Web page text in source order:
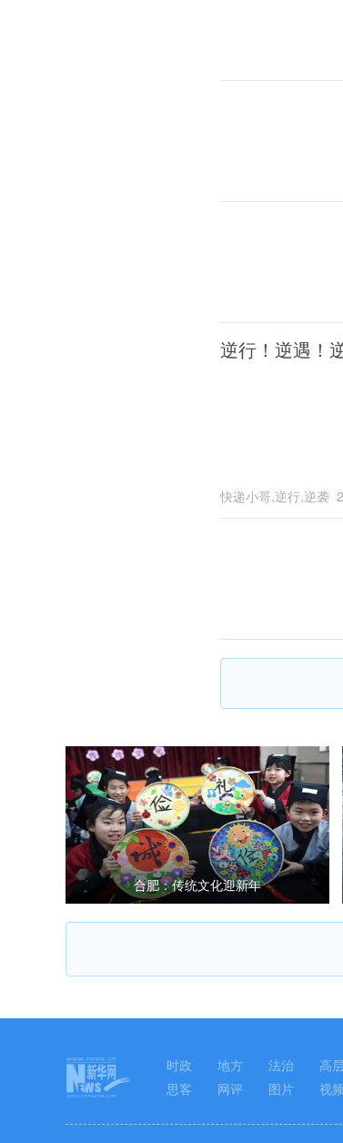
逆行！逆遇！
快递小哥,逆行,逆袭
合肥：传统文化迎新年
时政 地方 法治 高
思客
网评 图片 视频